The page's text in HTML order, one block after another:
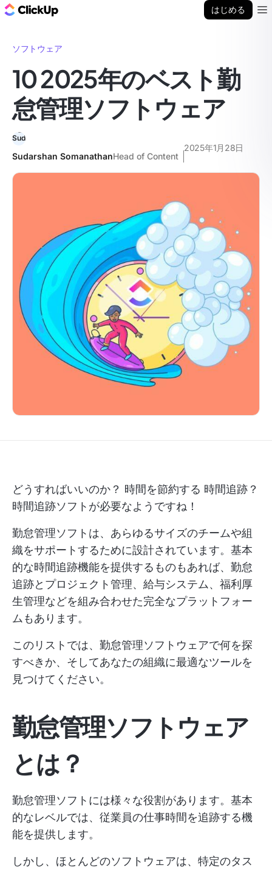
はじめる
ソフトウェア
10 2025年のベスト勤
怠管理ソフトウェア
Sudarshan SomanathanHead of Content
2025年1月28日
どうすればいいのか？ 時間を節約する 時間追跡？
時間追跡ソフトが必要なようですね！
勤怠管理ソフトは、あらゆるサイズのチームや組
織をサポートするために設計されています。基本
的な時間追跡機能を提供するものもあれば、勤怠
追跡とプロジェクト管理、給与システム、福利厚
生管理などを組み合わせた完全なプラットフォー
ムもあります。
このリストでは、勤怠管理ソフトウェアで何を探
すべきか、そしてあなたの組織に最適なツールを
見つけてください。
勤怠管理ソフトウェア
とは？
勤怠管理ソフトには様々な役割があります。基本
的なレベルでは、従業員の仕事時間を追跡する機
能を提供します。
しかし、ほとんどのソフトウェアは、特定のタス